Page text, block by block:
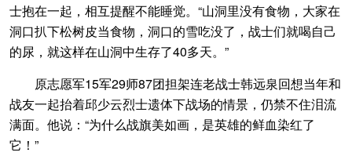
士抱在一起，相互提醒不能睡觉。“山洞里没有食物，大家在
洞口扒下松树皮当食物，洞口的雪吃没了，战士们就喝自己
的尿，就这样在山洞中生存了40多天。”
原志愿军15军29师87团担架连老战士韩远泉回想当年和
战友一起抬着邱少云烈士遗体下战场的情景，仍禁不住泪流
满面。他说：“为什么战旗美如画，是英雄的鲜血染红了
它！”